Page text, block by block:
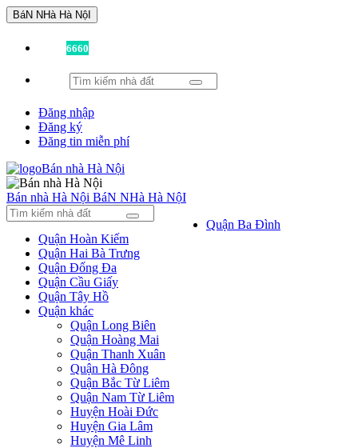
BáN NHà Hà NộI
6660
Đăng nhập
Đăng ký
Đăng tin miễn phí
Bán nhà Hà Nội BáN NHà Hà NộI
Quận Ba Đình
Quận Hoàn Kiếm
Quận Hai Bà Trưng
Quận Đống Đa
Quận Cầu Giấy
Quận Tây Hồ
Quận khác
Quận Long Biên
Quận Hoàng Mai
Quận Thanh Xuân
Quận Hà Đông
Quận Bắc Từ Liêm
Quận Nam Từ Liêm
Huyện Hoài Đức
Huyện Gia Lâm
Huyện Mê Linh